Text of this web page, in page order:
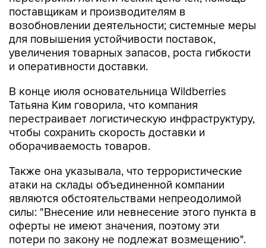
поставщикам и производителям в
возобновлении деятельности; системные меры
для повышения устойчивости поставок,
увеличения товарных запасов, роста гибкости
и оперативности доставки.
В конце июля основательница Wildberries
Татьяна Ким говорила, что компания
перестраивает логистическую инфраструктуру,
чтобы сохранить скорость доставки и
оборачиваемость товаров.
Также она указывала, что террористические
атаки на склады объединенной компании
являются обстоятельствами непреодолимой
силы: "Внесение или невнесение этого пункта в
оферты не имеют значения, поэтому эти
потери по закону не подлежат возмещению".